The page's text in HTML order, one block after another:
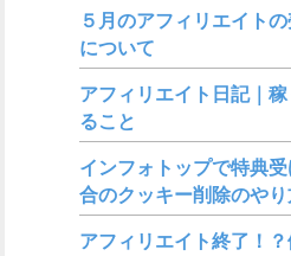
５月のアフィリエイト
について
アフィリエイト日記｜
ること
インフォトップで特典
合のクッキー削除のやり
アフィリエイト終了！